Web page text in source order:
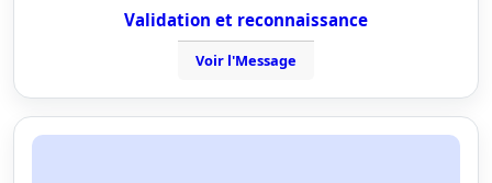
Validation et reconnaissance
Voir l'Message